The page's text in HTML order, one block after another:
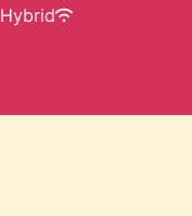
Hybrid